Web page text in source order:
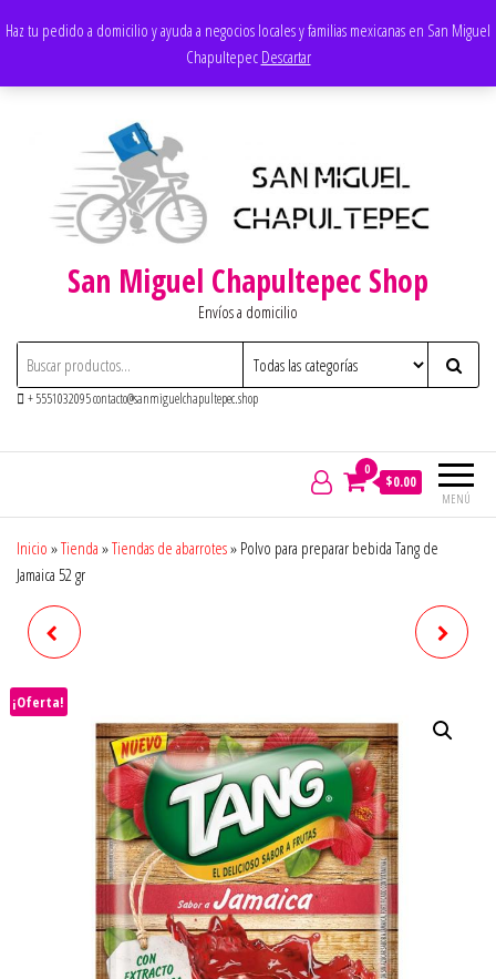
alHaz tu pedido a domicilio y ayuda a negocios locales y familias mexicanas en San Miguel
Chapultepec Descartar
San Miguel Chapultepec Shop
Envíos a domicilio
+ 5551032095 contacto@sanmiguelchapultepec.shop
MENÚ
0
$0.00
Inicio »Tienda »Tiendas de abarrotes» Polvo para preparar bebida Tang de
Jamaica 52 gr
BEBIDA TANG DE HORCHATA
52 GR
¡Oferta!